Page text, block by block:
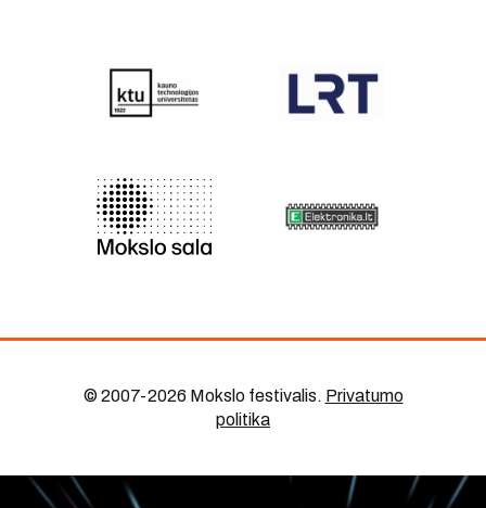
© 2007-2026 Mokslo festivalis. Privatumo
politika